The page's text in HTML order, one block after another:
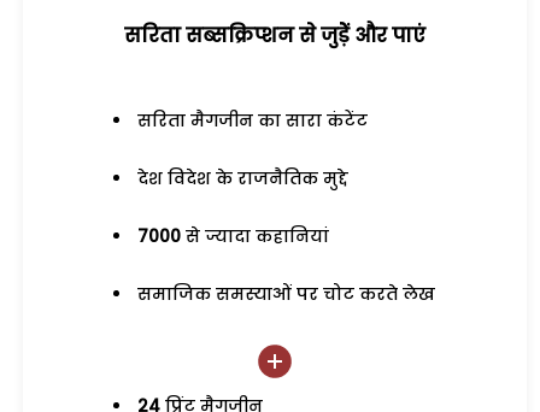
सरिता सब्सक्रिप्शन से जुड़ेें और पाएं
सरिता मैगजीन का सारा कंटेंट
देश विदेश के राजनैतिक मुद्दे
7000 से ज्यादा कहानियां
समाजिक समस्याओं पर चोट करते लेख
24 प्रिंट मैगजीन